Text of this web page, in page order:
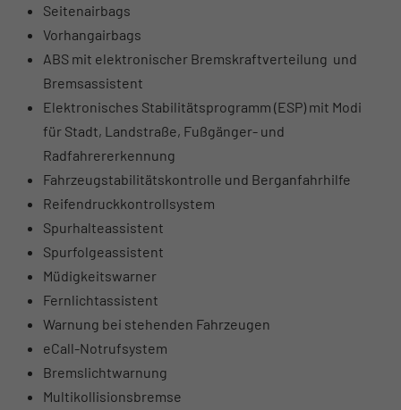
Seitenairbags
Vorhangairbags
ABS mit elektronischer Bremskraftverteilung und
Bremsassistent
Elektronisches Stabilitätsprogramm (ESP) mit Modi
für Stadt, Landstraße, Fußgänger- und
Radfahrererkennung
Fahrzeugstabilitätskontrolle und Berganfahrhilfe
Reifendruckkontrollsystem
Spurhalteassistent
Spurfolgeassistent
Müdigkeitswarner
Fernlichtassistent
Warnung bei stehenden Fahrzeugen
eCall-Notrufsystem
Bremslichtwarnung
Multikollisionsbremse